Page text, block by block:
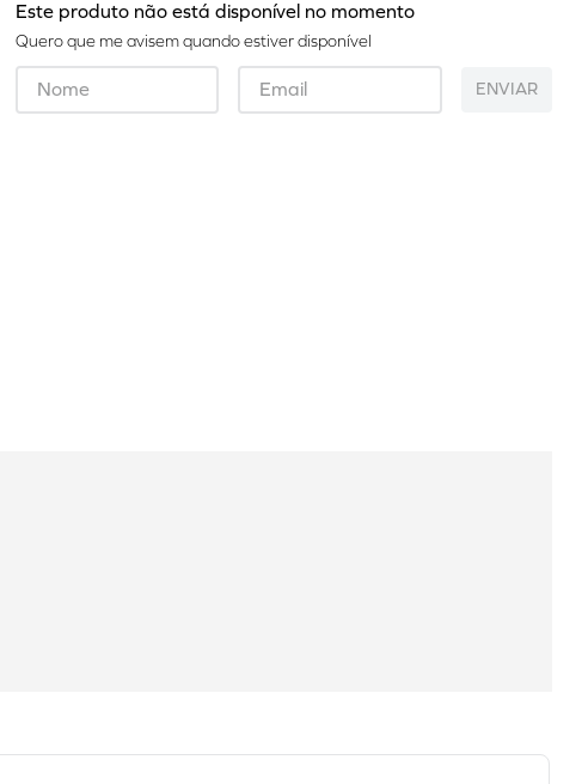
Este produto não está disponível no momento
Quero que me avisem quando estiver disponível
ENVIAR